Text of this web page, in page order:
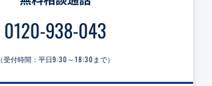
0120-938-043
（受付時間：平日9:30～18:30 まで）